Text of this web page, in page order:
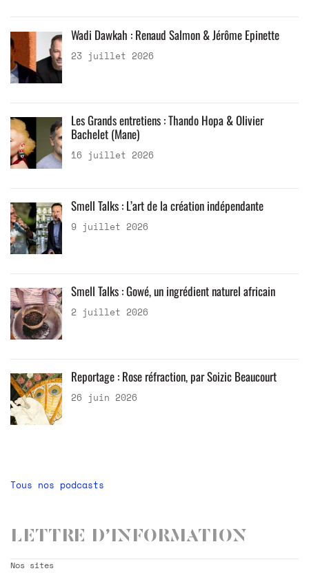
Wadi Dawkah : Renaud Salmon & Jérôme Epinette
23 juillet 2026
Les Grands entretiens : Thando Hopa & Olivier
Bachelet (Mane)
16 juillet 2026
Smell Talks : L’art de la création indépendante
9 juillet 2026
Smell Talks : Gowé, un ingrédient naturel africain
2 juillet 2026
Reportage : Rose réfraction, par Soizic Beaucourt
26 juin 2026
Tous nos podcasts
Lettre d’information
Nos sites